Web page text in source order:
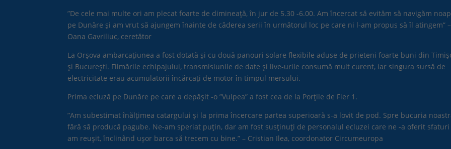
”De cele mai multe ori am plecat foarte de dimineață, în jur de 5.30 -6.00. Am încercat să evităm să navigăm
pe Dunăre și am vrut să ajungem înainte de căderea serii în următorul loc pe care ni l-am propus să îl atingem” –
Oana Gavriliuc, ceretător
La Orșova ambarcațiunea a fost dotată și cu două panouri solare flexibile aduse de prieteni foarte buni din
și București. Filmările echipajului, transmisiunile de date și live-urile consumă mult curent, iar singura sursă de
electricitate erau acumulatorii încărcați de motor în timpul mersului.
Prima ecluză pe Dunăre pe care a depășit -o ”Vulpea” a fost cea de la Porțile de Fier 1.
”Am subestimat înălțimea catargului și la prima încercare partea superioară s-a lovit de pod. Spre bucuria
fără să producă pagube. Ne-am speriat puțin, dar am fost susținuți de personalul ecluzei care ne -a oferit sfaturi
am reușit, înclinând ușor barca să trecem cu bine.” – Cristian Ilea, coordonator Circumeuropa